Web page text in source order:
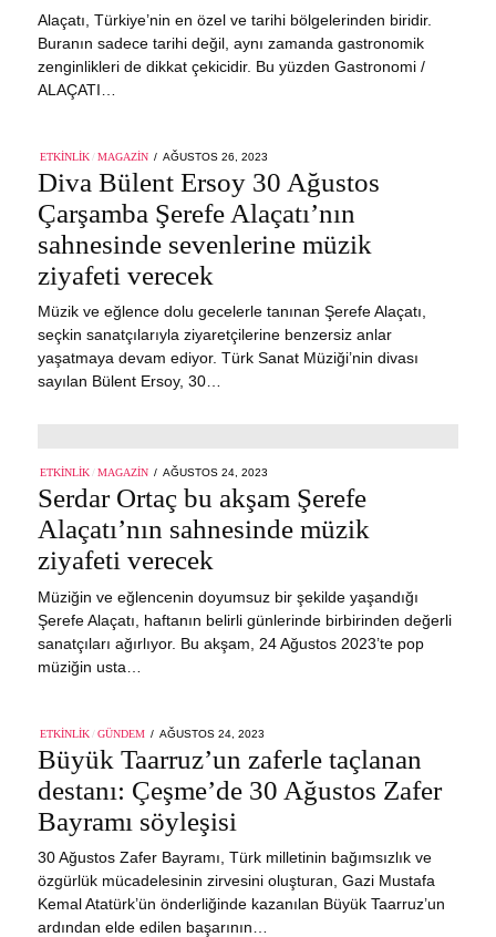
Alaçatı, Türkiye’nin en özel ve tarihi bölgelerinden biridir.
Buranın sadece tarihi değil, aynı zamanda gastronomik
zenginlikleri de dikkat çekicidir. Bu yüzden Gastronomi /
ALAÇATI…
ETKINLIK / MAGAZIN
POSTED
AĞUSTOS 26, 2023
27,
2023
Diva Bülent Ersoy 30 Ağustos
Çarşamba Şerefe Alaçatı’nın
sahnesinde sevenlerine müzik
ziyafeti verecek
Müzik ve eğlence dolu gecelerle tanınan Şerefe Alaçatı,
seçkin sanatçılarıyla ziyaretçilerine benzersiz anlar
yaşatmaya devam ediyor. Türk Sanat Müziği’nin divası
sayılan Bülent Ersoy, 30…
ETKINLIK / MAGAZIN
POSTED
AĞUSTOS 24, 2023
2023
Serdar Ortaç bu akşam Şerefe
Alaçatı’nın sahnesinde müzik
ziyafeti verecek
Müziğin ve eğlencenin doyumsuz bir şekilde yaşandığı
Şerefe Alaçatı, haftanın belirli günlerinde birbirinden değerli
sanatçıları ağırlıyor. Bu akşam, 24 Ağustos 2023’te pop
müziğin usta…
ETKINLIK / GÜNDEM
POSTED
AĞUSTOS 24, 2023
27,
2023
Büyük Taarruz’un zaferle taçlanan
destanı: Çeşme’de 30 Ağustos Zafer
Bayramı söyleşisi
30 Ağustos Zafer Bayramı, Türk milletinin bağımsızlık ve
özgürlük mücadelesinin zirvesini oluşturan, Gazi Mustafa
Kemal Atatürk’ün önderliğinde kazanılan Büyük Taarruz’un
ardından elde edilen başarının…